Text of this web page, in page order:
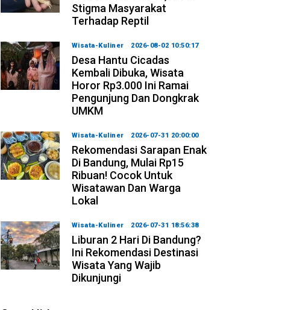
Stigma Masyarakat
Terhadap Reptil
Wisata-Kuliner 2026-08-02 10:50:17
Desa Hantu Cicadas
Kembali Dibuka, Wisata
Horor Rp3.000 Ini Ramai
Pengunjung Dan Dongkrak
UMKM
Wisata-Kuliner 2026-07-31 20:00:00
Rekomendasi Sarapan Enak
Di Bandung, Mulai Rp15
Ribuan! Cocok Untuk
Wisatawan Dan Warga
Lokal
Wisata-Kuliner 2026-07-31 18:56:38
Liburan 2 Hari Di Bandung?
Ini Rekomendasi Destinasi
Wisata Yang Wajib
Dikunjungi